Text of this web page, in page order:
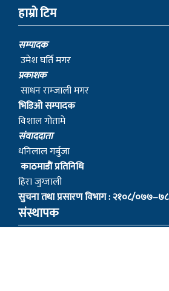
हाम्रो टिम
सम्पादक
उमेश घर्ति मगर
प्रकाशक
साधन राम्जाली मगर
भिडिओ सम्पादक
विशाल गोतामे
स‌ंवाददाता
धनिलाल गर्बुजा
काठमाडाैं प्रतिनिधि
हिरा जुग्जाली
सुचना तथा प्रसारण विभाग : २१०८/०७७–७८
संस्थापक